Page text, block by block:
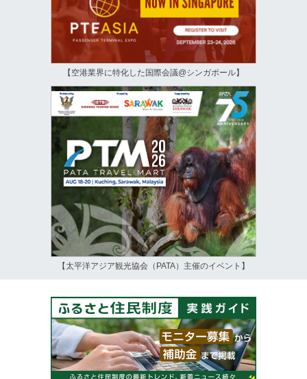
【空港業界に特化した国際会議@シンガポール】
【太平洋アジア観光協会（PATA）主催のイベント】